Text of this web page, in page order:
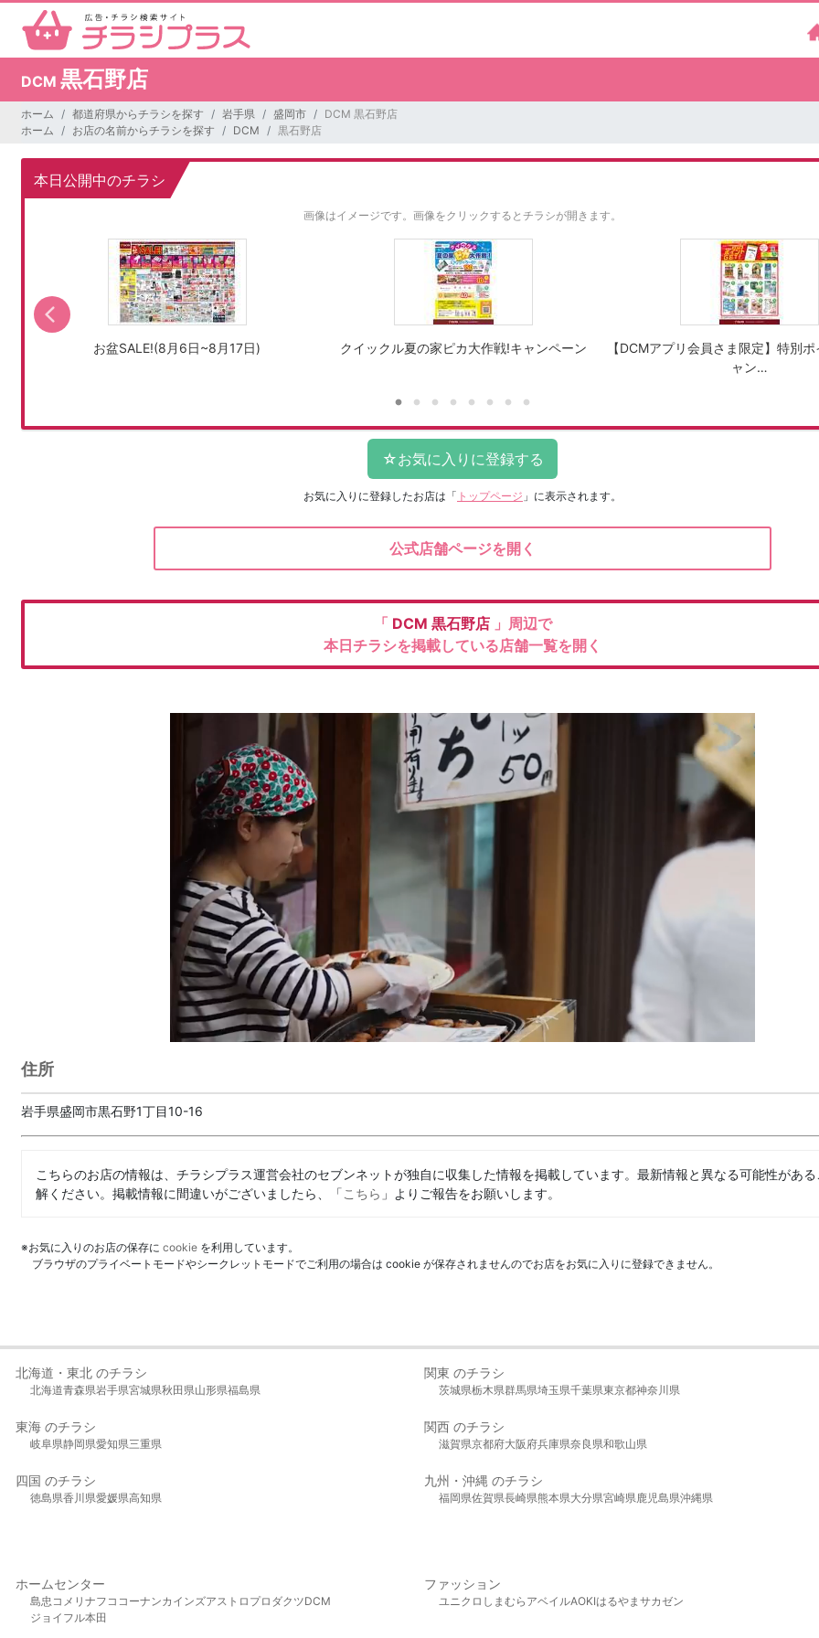
DCM 黒石野店
ホーム 都道府県からチラシを探す 岩手県 盛岡市
DCM 黒石野店
ホーム
お店の名前からチラシを探す DCM 黒石野店
本日公開中のチラシ
画像はイメージです。 画像をクリックするとチラシが開きます。
お盆SALE!(8月6日~8月17日) クイックル夏の家ピカ大作戦!キャンペーン
【DCMアプリ会員さま限定】特別
ャン…
お気に入りに登録したお店は 「 トップページ 」に表示されます。
公式店舗ページを開く
「 DCM 黒石野店 」周辺で
本日チラシを掲載している店舗一覧を開く
住所
岩手県盛岡市黒石野1丁目10-16
こちらのお店の情報は、チラシプラス運営会社のセブンネットが独自に収集した情報を掲載しています。最新情報と異なる可能性があ
解ください。掲載情報に間違いがございましたら、「こちら 」よりご報告をお願いします。
※お気に入りのお店の保存に cookie を利用しています。
ブラウザのプライベートモードやシークレットモードでご利用の場合は cookie が保存されませんのでお店をお気に入りに登録できません。
北海道・東北 のチラシ
北海道青森県岩手県宮城県秋田県山形県福島県
関東 のチラシ
茨城県栃木県群馬県埼玉県千葉県東京都神奈川県
東海 のチラシ
岐阜県静岡県愛知県三重県
関西 のチラシ
滋賀県京都府大阪府兵庫県奈良県和歌山県
四国 のチラシ
徳島県香川県愛媛県高知県
九州・沖縄 のチラシ
福岡県佐賀県長崎県熊本県大分県宮崎県鹿児島県沖縄県
ホームセンター
島忠 コメリ ナフコ コーナンカインズアストロプロダクツDCM
ジョイフル本田
ファッション
ユニクロ しまむら アベイルAOKIはるやま サカゼン